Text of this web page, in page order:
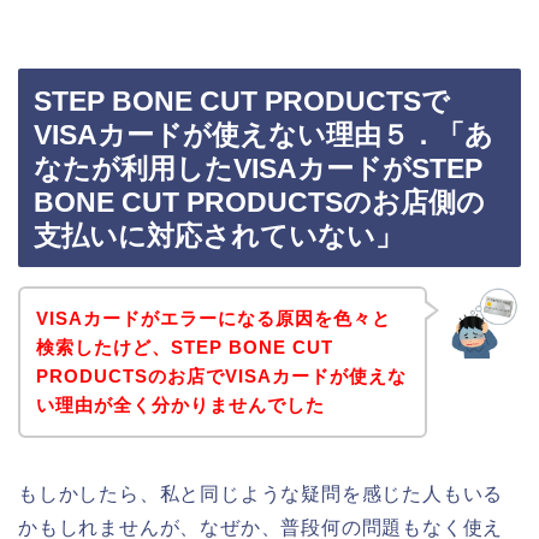
STEP BONE CUT PRODUCTSで
VISAカードが使えない理由５．「あ
なたが利用したVISAカードがSTEP
BONE CUT PRODUCTSのお店側の
支払いに対応されていない」
VISAカードがエラーになる原因を色々と
検索したけど、STEP BONE CUT
PRODUCTSのお店でVISAカードが使えな
い理由が全く分かりませんでした
もしかしたら、私と同じような疑問を感じた人もいる
かもしれませんが、なぜか、普段何の問題もなく使え